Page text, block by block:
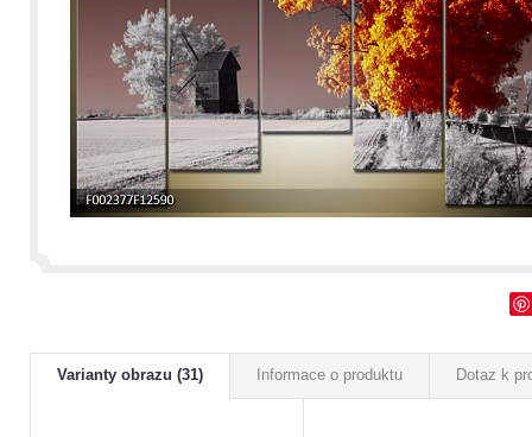
Varianty obrazu (31) Informace o produktu Dotaz k